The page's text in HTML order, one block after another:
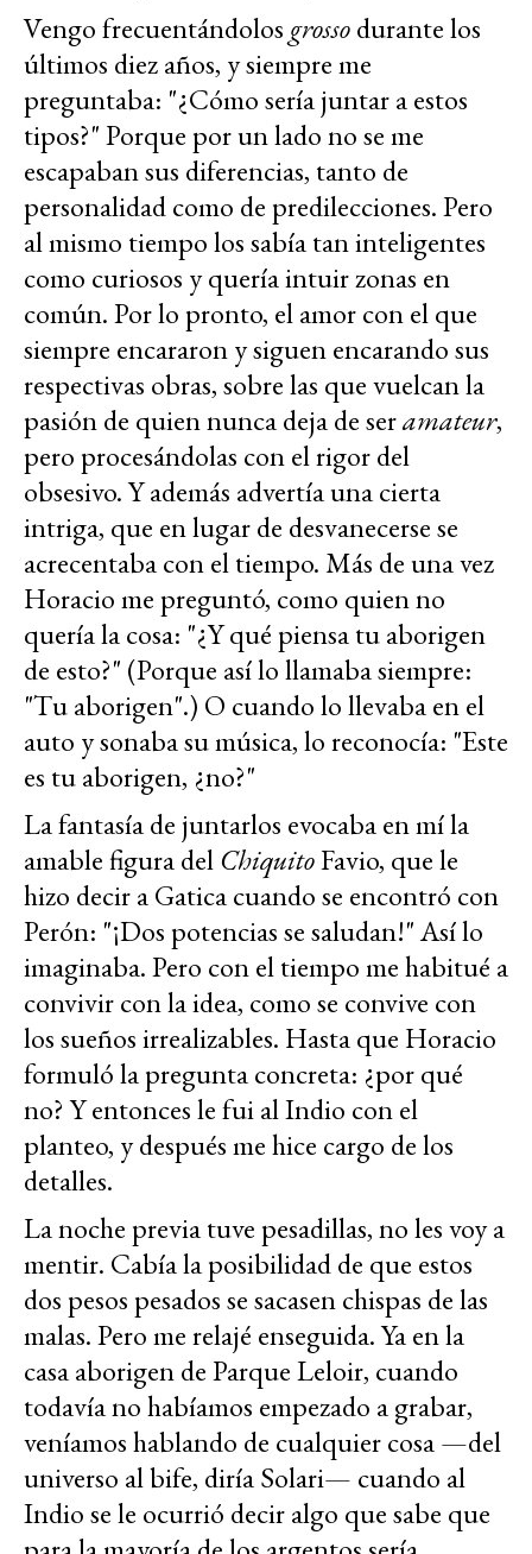
Vengo frecuentándolos grossodurante los
últimos diez años, y siempre me
preguntaba: "¿Cómo sería juntar a estos
tipos?" Porque por un lado no se me
escapaban sus diferencias, tanto de
personalidad como de predilecciones. Pero
al mismo tiempo los sabía tan inteligentes
como curiosos y quería intuir zonas en
común. Por lo pronto, el amor con el que
siempre encararon y siguen encarando sus
respectivas obras, sobre las que vuelcan la
pasión de quien nunca deja de seramateur,
pero procesándolas con el rigor del
obsesivo. Y además advertía una cierta
intriga, que en lugar de desvanecerse se
acrecentaba con el tiempo. Más de una vez
Horacio me preguntó, como quien no
quería la cosa: "¿Y qué piensa tu aborigen
de esto?" (Porque así lo llamaba siempre:
"Tu aborigen".) O cuando lo llevaba en el
auto y sonaba su música, lo reconocía: "Este
es tu aborigen, ¿no?"
La fantasía de juntarlos evocaba en mí la
amable figura del ChiquitoFavio, que le
hizo decir a Gatica cuando se encontró con
Perón: "¡Dos potencias se saludan!" Así lo
imaginaba. Pero con el tiempo me habitué a
convivir con la idea, como se convive con
los sueños irrealizables. Hasta que Horacio
formuló la pregunta concreta: ¿por qué
no? Y entonces le fui al Indio con el
planteo, y después me hice cargo de los
detalles.
La noche previa tuve pesadillas, no les voy a
mentir. Cabía la posibilidad de que estos
dos pesos pesados se sacasen chispas de las
malas. Pero me relajé enseguida. Ya en la
casa aborigen de Parque Leloir, cuando
todavía no habíamos empezado a grabar,
veníamos hablando de cualquier cosa —del
universo al bife, diría Solari— cuando al
Indio se le ocurrió decir algo que sabe que